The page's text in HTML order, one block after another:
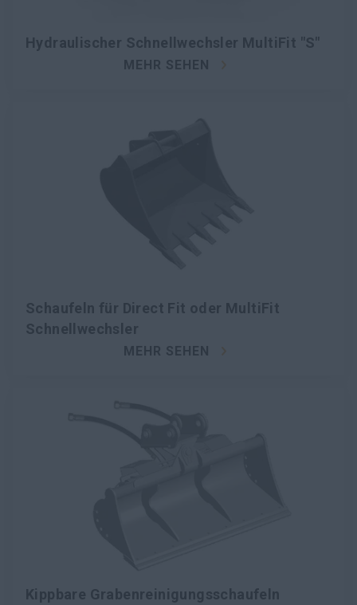
Hydraulischer Schnellwechsler MultiFit "S"
MEHR SEHEN
Schaufeln für Direct Fit oder MultiFit
Schnellwechsler
MEHR SEHEN
Kippbare Grabenreinigungsschaufeln